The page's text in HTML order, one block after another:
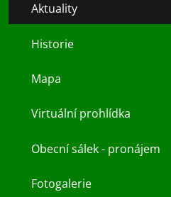
Aktuality
Historie
Mapa
Virtuální prohlídka
Obecní sálek - pronájem
Fotogalerie